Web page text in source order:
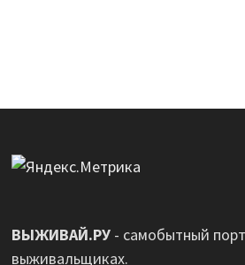
ВЫЖИВАЙ.РУ- самобытный
выживальщиках.